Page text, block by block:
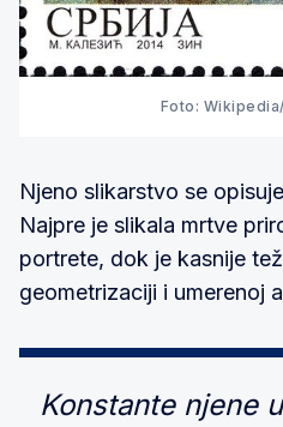
Foto:
Njeno slikarstvo se
Najpre je slikala mrtve
portrete, dok je kasnije
geometrizaciji i umerenoj
Konstante njene